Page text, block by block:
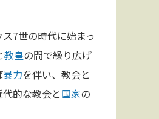
ス7世の時代に始まっ
教皇の間で繰り広げ
暴力を伴い、教会と
的な教会と国家の